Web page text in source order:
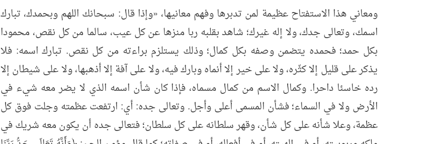
ومعاني هذا الاستفتاح عظيمة لمن تدبرها وفهم معانيها، «وإذا قال: سبحانك اللهم وبحمدك، تبارك
اسمك، وتعالى جدك، ولا إله غيرك؛ شاهد بقلبه ربا منزها عن كل عيب، سالما من كل نقص، محمودا
بكل حمد؛ فحمده يتضمن وصفه بكل كمال؛ وذلك يستلزم براءته من كل نقص. تبارك اسمه: فلا
يذكر على قليل إلا كثّره، ولا على خير إلا أنماه وبارك فيه، ولا على آفة إلا أذهبها، ولا على شيطان إلا
رده خاسئا داحرا. وكمال الاسم من كمال مسماه، فإذا كان شأن اسمه الذي لا يضر معه شيء في
الأرض ولا في السماء؛ فشأن المسمى أعلى وأجل. وتعالى جده: أي: ارتفعت عظمته وجلت فوق كل
عظمة، وعلا شأنه على كل شأن، وقهر سلطانه على كل سلطان؛ فتعالى جده أن يكون معه شريك في